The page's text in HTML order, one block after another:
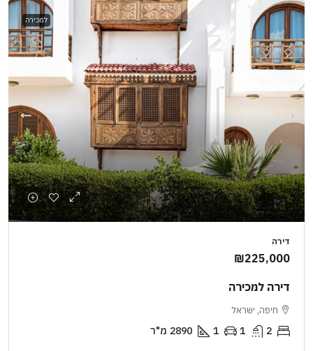
למכירה
דירה
₪225,000
דירה למכירה
חיפה, ישראל
2
1
1
2890 מ"ר